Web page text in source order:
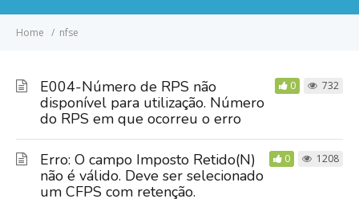
Home nfse
E004-Número de RPS não
disponível para utilização. Número
do RPS em que ocorreu o erro
0 732
Erro: O campo Imposto Retido(N)
não é válido. Deve ser selecionado
um CFPS com retenção.
0 1208